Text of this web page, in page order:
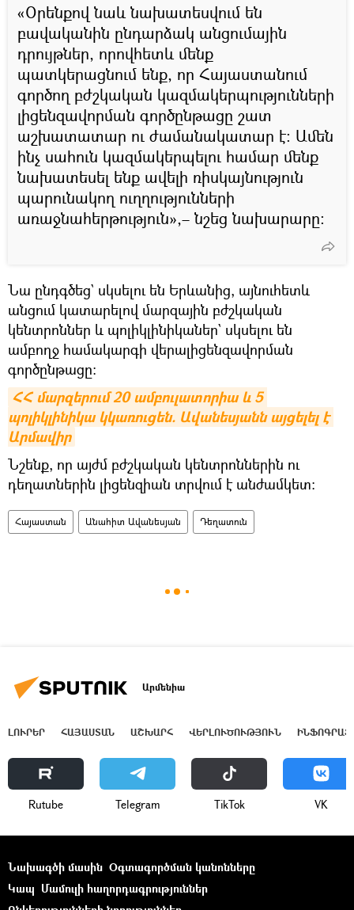
«Օրենքով նաև նախատեսվում են
բավականին ընդարձակ անցումային
դրույթներ, որովհետև մենք
պատկերացնում ենք, որ Հայաստանում
գործող բժշկական կազմակերպությունների
լիցենզավորման գործընթացը շատ
աշխատատար ու ժամանակատար է։ Ամեն
ինչ սահուն կազմակերպելու համար մենք
նախատեսել ենք ավելի ռիսկայնություն
պարունակող ուղղությունների
առաջնահերթություն»,– նշեց նախարարը։
Նա ընդգծեց` սկսելու են Երևանից, այնուհետև
անցում կատարելով մարզային բժշկական
կենտրոններ և պոլիկլինիկաներ` սկսելու են
ամբողջ համակարգի վերալիցենզավորման
գործընթացը։
ՀՀ մարզերում 20 ամբուլատորիա և 5
պոլիկլինիկա կկառուցեն. Ավանեսյանն այցելել է
Արմավիր
Նշենք, որ այժմ բժշկական կենտրոններին ու
դեղատներին լիցենզիան տրվում է անժամկետ։
Հայաստան Անահիտ Ավանեսյան Դեղատուն
Արմենիա
ԼՈՒՐԵՐ ՀԱՅԱՍՏԱՆ ԱՇԽԱՐՀ ՎԵՐԼՈՒԾՈՒԹՅՈՒՆ
Rutube Telegram ТikТоk VK
Նախագծի մասին Օգտագործման կանոնները
Կապ Մամուլի հաղորդագրություններ